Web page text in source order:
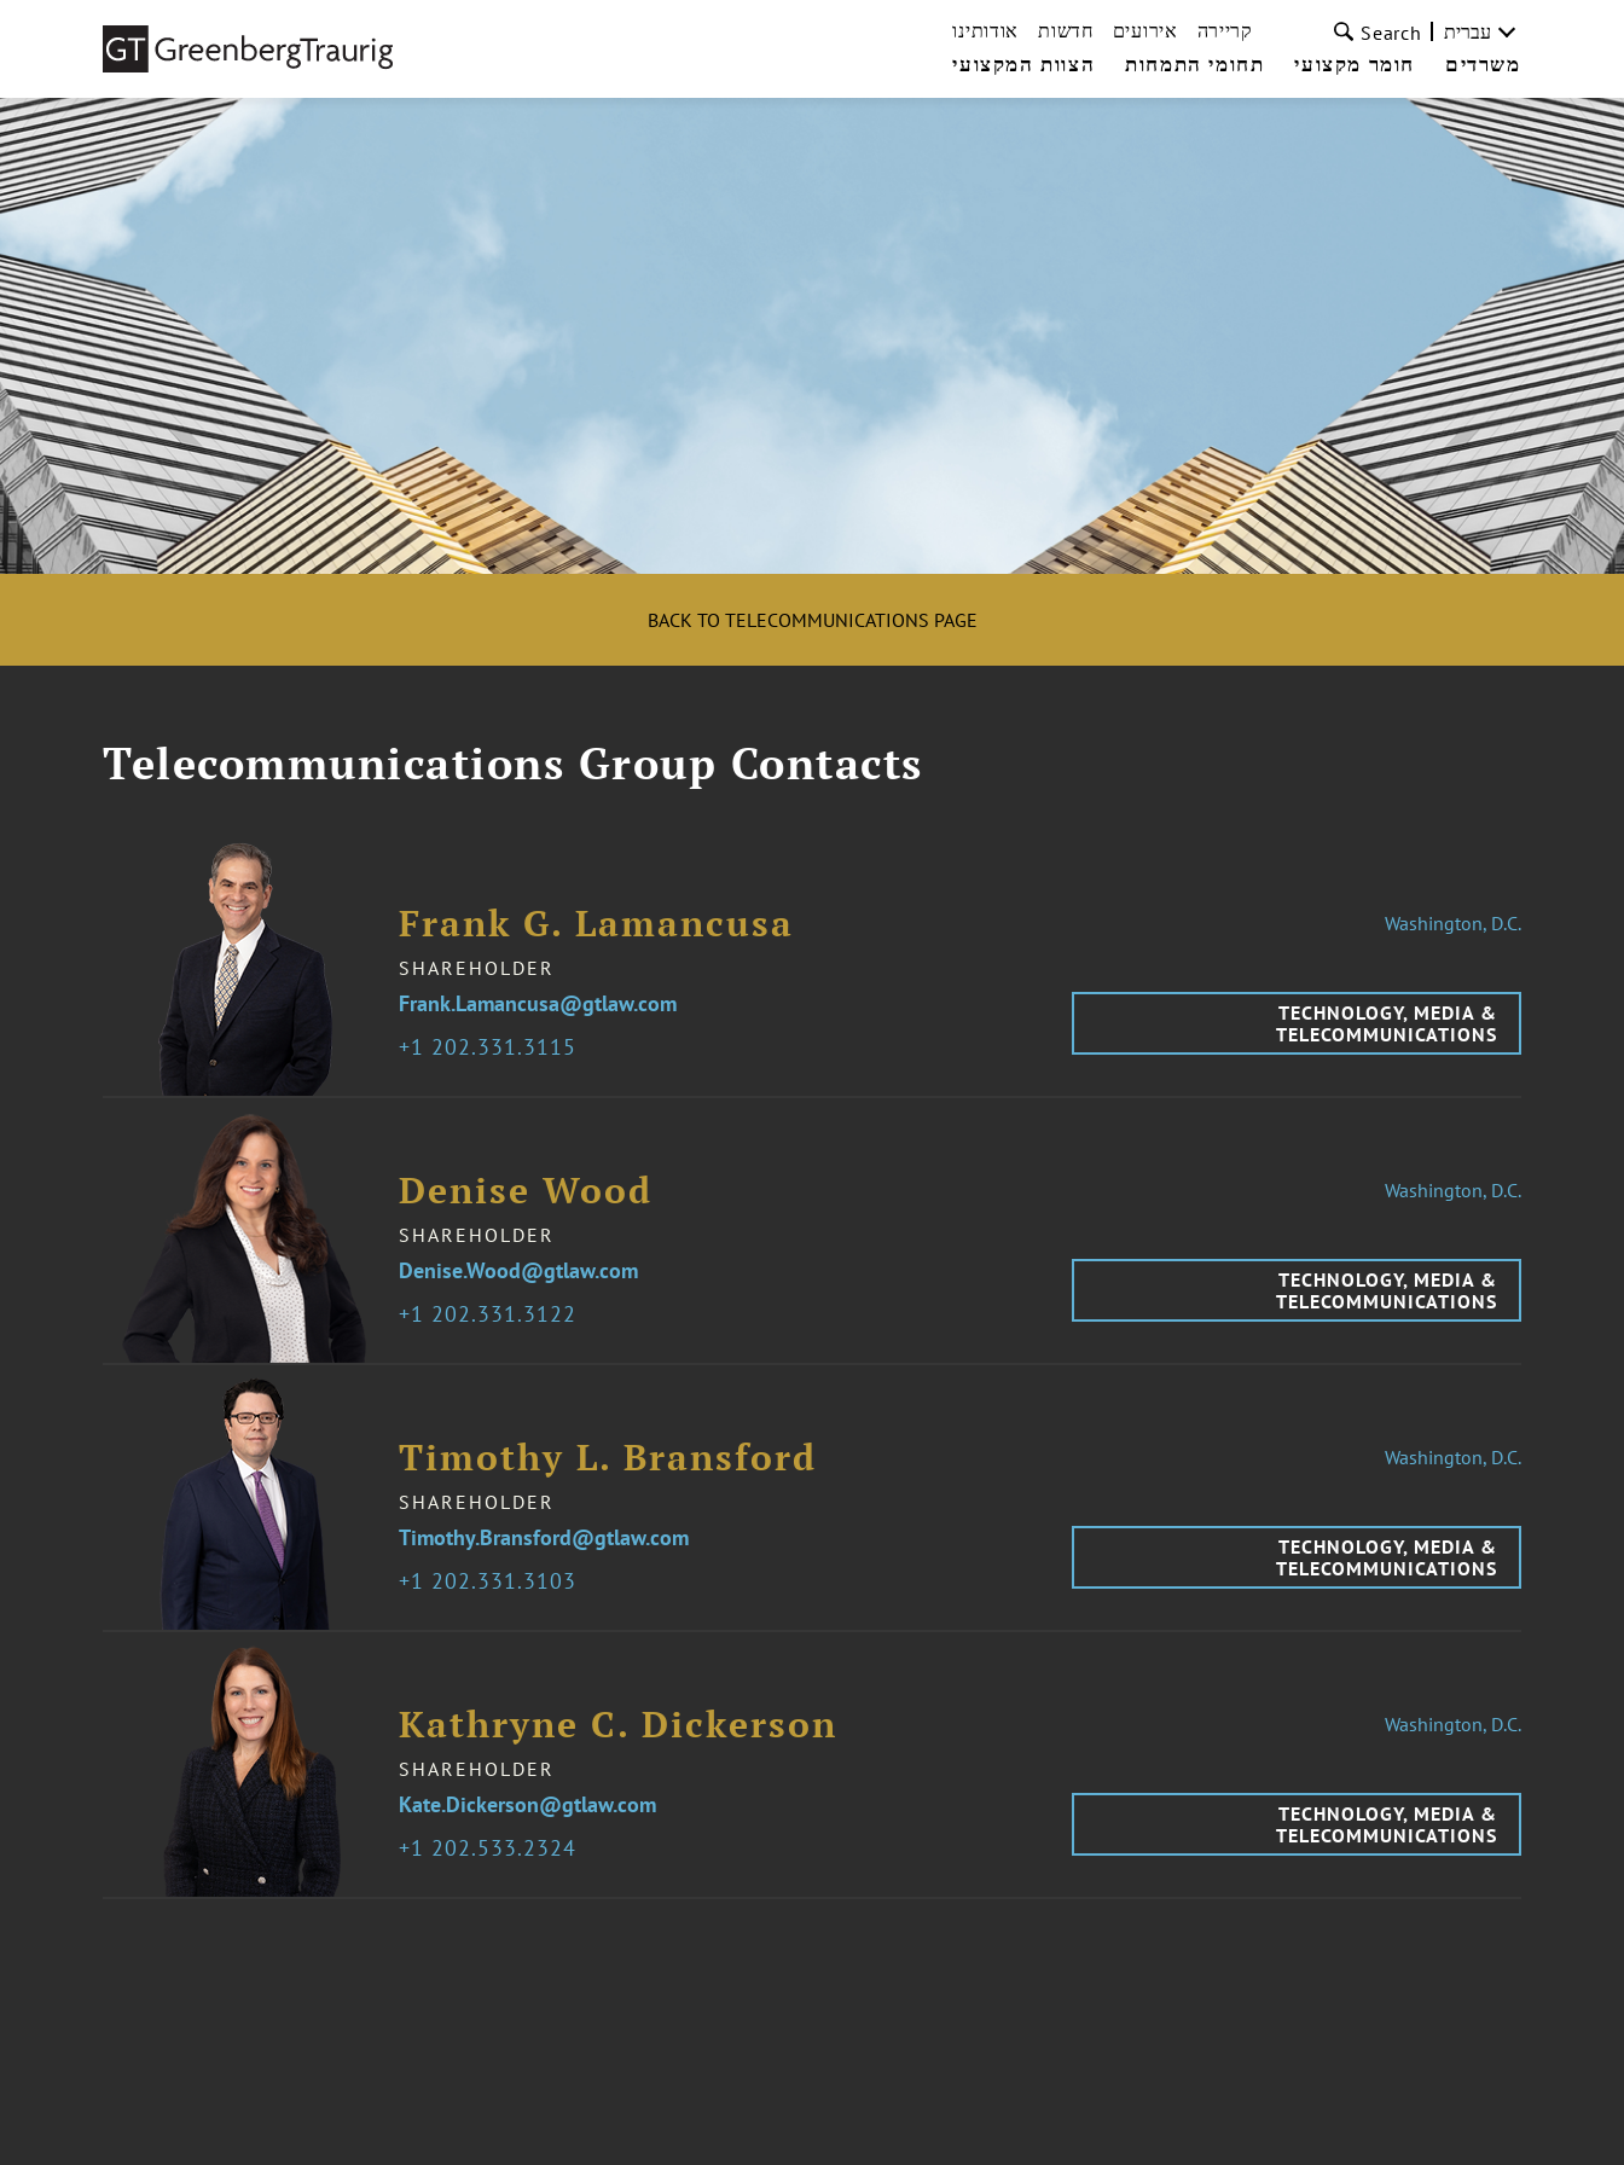
הצוות המקצועי תחומי התמחות חומר מקצועי משרדים
אודותינו חדשות אירועים קריירה Search עברית
BACK TO TELECOMMUNICATIONS PAGE
Telecommunications Group Contacts
Frank G. Lamancusa
SHAREHOLDER
1 202.331.3115
Frank.Lamancusa@gtlaw.com
Washington, D.C.
TECHNOLOGY, MEDIA &
TELECOMMUNICATIONS
Denise Wood
SHAREHOLDER
1 202.331.3122
Denise.Wood@gtlaw.com
Washington, D.C.
TECHNOLOGY, MEDIA &
TELECOMMUNICATIONS
Timothy L. Bransford
SHAREHOLDER
1 202.331.3103
Timothy.Bransford@gtlaw.com
Washington, D.C.
TECHNOLOGY, MEDIA &
TELECOMMUNICATIONS
Kathryne C. Dickerson
SHAREHOLDER
1 202.533.2324
Kate.Dickerson@gtlaw.com
Washington, D.C.
TECHNOLOGY, MEDIA &
TELECOMMUNICATIONS